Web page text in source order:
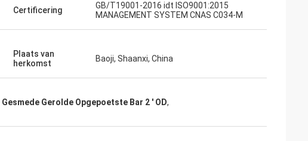
Certificering
GB/T19001-2016 idt ISO9001:2015
MANAGEMENT SYSTEM CNAS C034-M
Plaats van
herkomst
Baoji, Shaanxi, China
Gesmede Gerolde Opgepoetste Bar 2 ' OD,